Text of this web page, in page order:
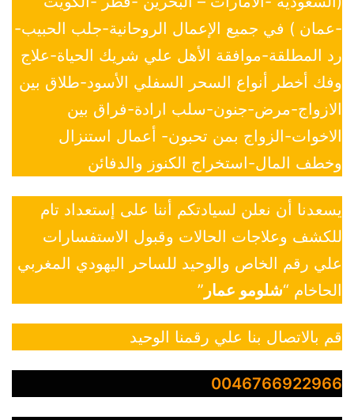
-عمان ) في جميع الإعمال الروحانية-جلب الحبيب-
رد المطلقة-موافقة الأهل علي شريك الحياة-علاج
وفك أخطر أنواع السحر السفلي الأسود-طلاق بين
الازواج-مرض-جنون-سلب ارادة-فراق بين
الاخوات-الزواج بمن تحبون- أعمال استنزال
وخطف المال-استخراج الكنوز والدفائن
يسعدنا أن نعلن لسيادتكم أننا على إستعداد تام
للكشف وعلاجات الحالات وقبول الاستفسارات
علي رقم الخاص والوحيد للساحر اليهودي المغربي
الحاخام “شلومو عمار ”
قم بالاتصال بنا علي رقمنا الوحيد
0046766922966